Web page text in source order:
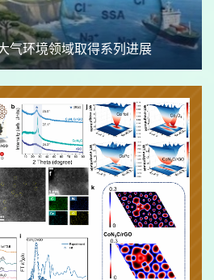
气环境领域取得系列进展